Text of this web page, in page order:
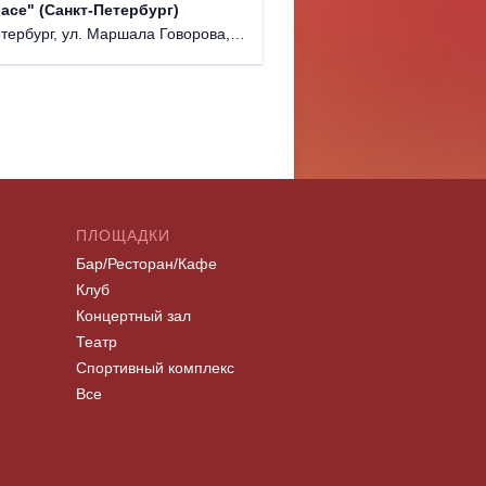
(Санкт-Петербург)
ул. Маршала Говорова, д. 47.
ПЛОЩАДКИ
Бар/Ресторан/Кафе
Клуб
Концертный зал
Театр
Спортивный комплекс
Все